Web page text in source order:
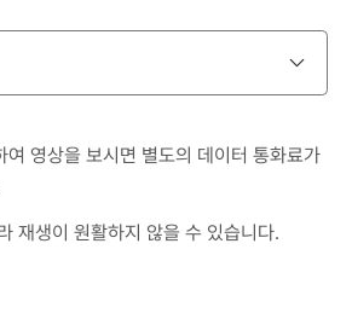
여 영상을 보시면 별도의 데이터 통화료가
재생이 원활하지 않을 수 있습니다.